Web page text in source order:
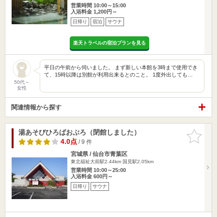
営業時間 10:00～15:00
入浴料金 1,200円～
日帰り 宿泊 サウナ
楽天トラベルの宿泊プランを見る
50代～
女性
平日の午前から伺いました。 まず新しい本館を3時まで使用でき
て、15時以降は別館が利用出来るとのこと。 1度外出しても…
関連情報から探す
お気に入
りに追加
湯あそびひろばおぷろ（閉館しました）
4.0点/ 9 件
宮城県 / 仙台市青葉区
東北福祉大前駅2.44km 国見駅2.05km
営業時間 10:00～25:00
入浴料金 600円～
日帰り サウナ